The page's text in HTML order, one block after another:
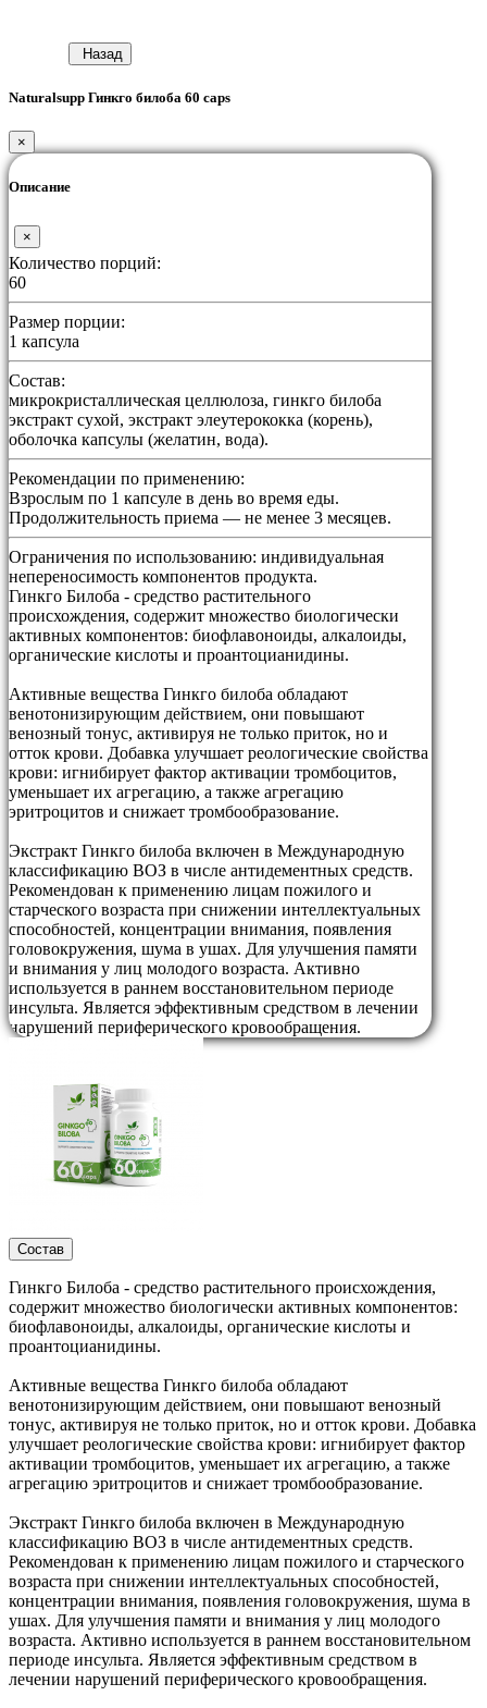
Назад
Naturalsupp Гинкго билоба 60 caps
×
Описание
×
Количество порций:
60
Размер порции:
1 капсула
Состав:
микрокристаллическая целлюлоза, гинкго билоба
экстракт сухой, экстракт элеутерококка (корень),
оболочка капсулы (желатин, вода).
Рекомендации по применению:
Взрослым по 1 капсуле в день во время еды.
Продолжительность приема — не менее 3 месяцев.
Ограничения по использованию: индивидуальная
непереносимость компонентов продукта.
Гинкго Билоба - средство растительного
происхождения, содержит множество биологически
активных компонентов: биофлавоноиды, алкалоиды,
органические кислоты и проантоцианидины.
Активные вещества Гинкго билоба обладают
венотонизирующим действием, они повышают
венозный тонус, активируя не только приток, но и
отток крови. Добавка улучшает реологические свойства
крови: игнибирует фактор активации тромбоцитов,
уменьшает их агрегацию, а также агрегацию
эритроцитов и снижает тромбообразование.
Экстракт Гинкго билоба включен в Международную
классификацию ВОЗ в числе антидементных средств.
Рекомендован к применению лицам пожилого и
старческого возраста при снижении интеллектуальных
способностей, концентрации внимания, появления
головокружения, шума в ушах. Для улучшения памяти
и внимания у лиц молодого возраста. Активно
используется в раннем восстановительном периоде
инсульта. Является эффективным средством в лечении
нарушений периферического кровообращения.
Состав
Гинкго Билоба - средство растительного происхождения,
содержит множество биологически активных компонентов:
биофлавоноиды, алкалоиды, органические кислоты и
проантоцианидины.
Активные вещества Гинкго билоба обладают
венотонизирующим действием, они повышают венозный
тонус, активируя не только приток, но и отток крови. Добавка
улучшает реологические свойства крови: игнибирует фактор
активации тромбоцитов, уменьшает их агрегацию, а также
агрегацию эритроцитов и снижает тромбообразование.
Экстракт Гинкго билоба включен в Международную
классификацию ВОЗ в числе антидементных средств.
Рекомендован к применению лицам пожилого и старческого
возраста при снижении интеллектуальных способностей,
концентрации внимания, появления головокружения, шума в
ушах. Для улучшения памяти и внимания у лиц молодого
возраста. Активно используется в раннем восстановительном
периоде инсульта. Является эффективным средством в
лечении нарушений периферического кровообращения.